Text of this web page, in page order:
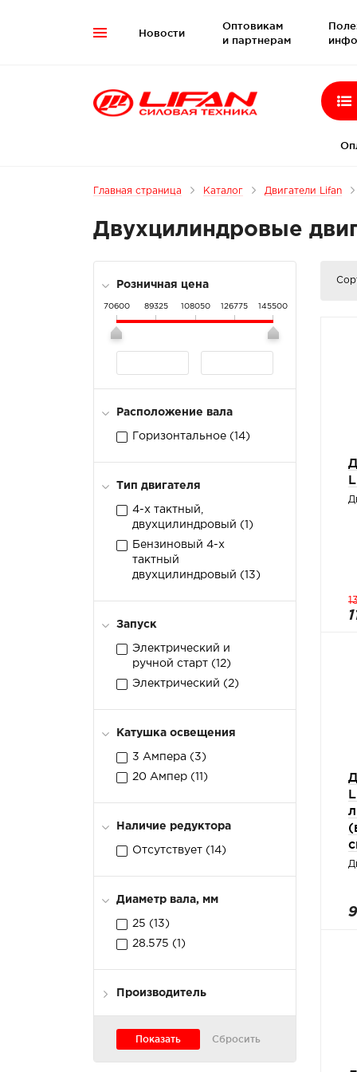
 Новости
Оптовикам
и партнерам
Главная страница Каталог Двигатели Lifan
Двухцилиндровые
Розничная цена
70600 89325 108050 126775 145500
Расположение вала
Горизонтальное (14)
Тип двигателя
4-х тактный,
двухцилиндровый (1 )
Бензиновый 4-х
тактный
двухцилиндровый (13)
Запуск
Электрический и
ручной старт (12)
Электрический (2)
Катушка освещения
3 Ампера (3)
20 Ампер (11 )
Наличие редуктора
Отсутствует (14)
Диаметр вала, мм
25 (13)
28.575 (1 )
Производитель